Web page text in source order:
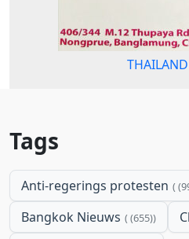
Tags
Anti-regerings protesten
Bangkok Nieuws (655)